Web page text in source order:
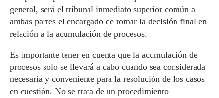
general, será el tribunal inmediato superior común a
ambas partes el encargado de tomar la decisión final en
relación a la acumulación de procesos.
Es importante tener en cuenta que la acumulación de
procesos solo se llevará a cabo cuando sea considerada
necesaria y conveniente para la resolución de los casos
en cuestión. No se trata de un procedimiento